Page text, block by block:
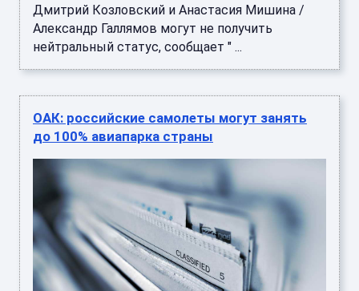
Дмитрий Козловский и Анастасия Мишина /
Александр Галлямов могут не получить
нейтральный статус, сообщает " ...
ОАК: российские самолеты могут занять
до 100% авиапарка страны